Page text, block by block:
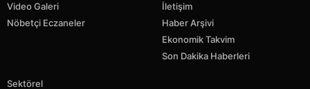
Video Galeri
Nöbetçi Eczaneler
İletişim
Haber Arşivi
Ekonomik Takvim
Son Dakika Haberleri
Sektörel